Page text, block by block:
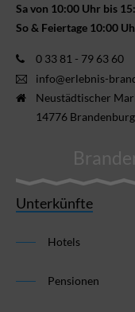
Sa von 10:00 Uhr bis
So & Feiertage 10:00
0 33 81 - 79 63 60
info@erlebnis-
Neustädtischer
14776
Unterkünfte
Hotels
Pensionen